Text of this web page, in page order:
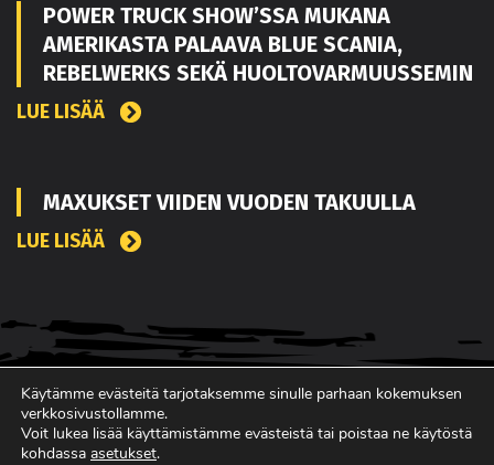
POWER TRUCK SHOW’SSA MUKANA
AMERIKASTA PALAAVA BLUE SCANIA,
REBELWERKS SEKÄ HUOLTOVARMUUSSEMIN
LUE LISÄÄ
MAXUKSET VIIDEN VUODEN TAKUULLA
LUE LISÄÄ
Käytämme evästeitä tarjotaksemme sinulle parhaan kokemuksen
verkkosivustollamme.
Voit lukea lisää käyttämistämme evästeistä tai poistaa ne käytöstä
kohdassa asetukset.